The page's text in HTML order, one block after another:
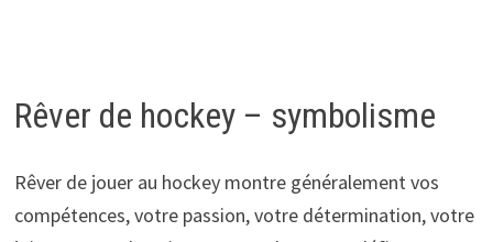
Rêver de hockey – symbolisme
Rêver de jouer au hockey montre généralement vos
compétences, votre passion, votre détermination, votre